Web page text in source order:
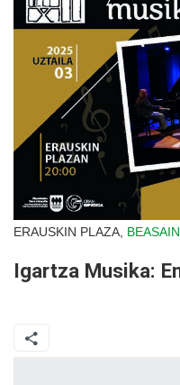
ERAUSKIN PLAZA, BEASAIN
Igartza Musika: